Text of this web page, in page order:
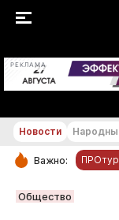
РЕКЛАМА
РУБРИКИ
Новости
Важно:
Общество